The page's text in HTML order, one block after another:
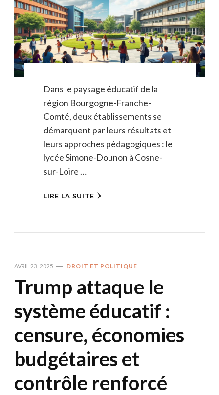
Dans le paysage éducatif de la
région Bourgogne-Franche-
Comté, deux établissements se
démarquent par leurs résultats et
leurs approches pédagogiques : le
lycée Simone-Dounon à Cosne-
sur-Loire …
LIRE LA SUITE
AVRIL 23, 2025 DROIT ET POLITIQUE
Trump attaque le
système éducatif :
censure, économies
budgétaires et
contrôle renforcé